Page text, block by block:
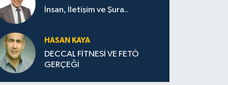
İnsan, İletişim ve Şura..
HASAN KAYA
DECCAL FİTNESİ VE FETÖ
GERÇEĞİ